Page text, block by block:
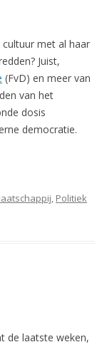
cultuur met al haar
Juist,
(FvD) en meer van
van het
dosis
democratie.
, Politiek
de laatste weken,